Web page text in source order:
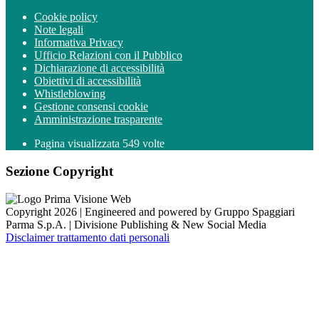
Cookie policy
Note legali
Informativa Privacy
Ufficio Relazioni con il Pubblico
Dichiarazione di accessibilità
Obiettivi di accessibilità
Whistleblowing
Gestione consensi cookie
Amministrazione trasparente
Pagina visualizzata 549 volte
Sezione Copyright
Copyright 2026 | Engineered and powered by Gruppo Spaggiari
Parma S.p.A. | Divisione Publishing & New Social Media
Disclaimer trattamento dati personali